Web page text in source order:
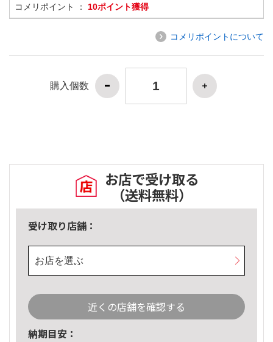
コメリポイント ： 10ポイント獲得
コメリポイントについて
購入個数
お店で受け取る
（送料無料）
受け取り店舗：
お店を選ぶ
近くの店舗を確認する
納期目安：